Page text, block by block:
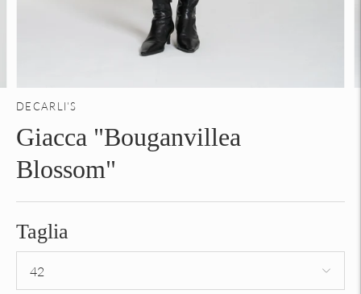
DECARLI'S
Giacca "Bouganvillea
Blossom"
Taglia